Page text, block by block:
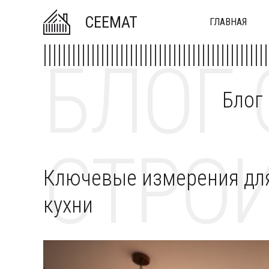
CEEMAT ГЛАВНАЯ
БЛОГ
Ключевые измерения
кухни